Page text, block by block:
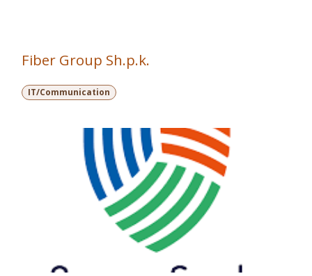
Fiber Group Sh.p.k.
IT/Communication